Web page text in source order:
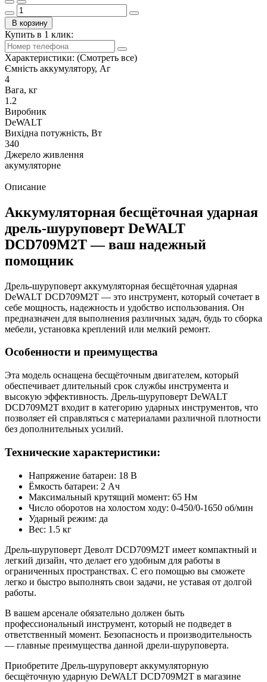
В корзину
Купить в 1 клик:
Характеристики: (Смотреть все)
Ємність аккумулятору, Аг
4
Вага, кг
1.2
Виробник
DeWALT
Вихідна потужність, Вт
340
Джерело живлення
акумуляторне
Описание
Аккумуляторная бесщёточная ударная
дрель-шуруповерт DeWALT
DCD709M2T — ваш надежный
помощник
Дрель-шуруповерт аккумуляторная бесщёточная ударная
DeWALT DCD709M2T — это инструмент, который сочетает в
себе мощность, надежность и удобство использования. Он
предназначен для выполнения различных задач, будь то сборка
мебели, установка креплений или мелкий ремонт.
Особенности и преимущества
Эта модель оснащена бесщёточным двигателем, который
обеспечивает длительный срок службы инструмента и
высокую эффективность. Дрель-шуруповерт DeWALT
DCD709M2T входит в категорию ударных инструментов, что
позволяет ей справляться с материалами различной плотности
без дополнительных усилий.
Технические характеристики:
Напряжение батареи: 18 В
Ёмкость батареи: 2 Ач
Максимальный крутящий момент: 65 Нм
Число оборотов на холостом ходу: 0-450/0-1650 об/мин
Ударный режим: да
Вес: 1.5 кг
Дрель-шуруповерт Деволт DCD709M2T имеет компактный и
легкий дизайн, что делает его удобным для работы в
ограниченных пространствах. С его помощью вы сможете
легко и быстро выполнять свои задачи, не уставая от долгой
работы.
В вашем арсенале обязательно должен быть
профессиональный инструмент, который не подведет в
ответственный момент. Безопасность и производительность
— главные преимущества данной дрели-шуруповерта.
Приобретите Дрель-шуруповерт аккумуляторную
бесщёточную ударную DeWALT DCD709M2T в магазине